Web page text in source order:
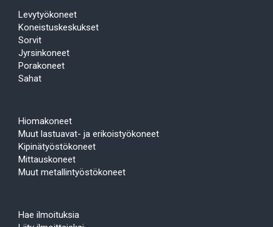
Levytyökoneet
Koneistuskeskukset
Sorvit
Jyrsinkoneet
Porakoneet
Sahat
Hiomakoneet
Muut lastuavat- ja erikoistyökoneet
Kipinätyöstökoneet
Mittauskoneet
Muut metallintyöstökoneet
Hae ilmoituksia